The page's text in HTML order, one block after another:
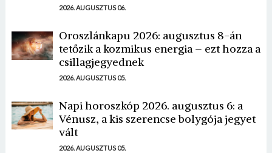
2026. AUGUSZTUS 06.
Oroszlánkapu 2026: augusztus 8-án
tetőzik a kozmikus energia – ezt hozza a
csillagjegyednek
2026. AUGUSZTUS 05.
Napi horoszkóp 2026. augusztus 6: a
Vénusz, a kis szerencse bolygója jegyet
vált
2026. AUGUSZTUS 05.